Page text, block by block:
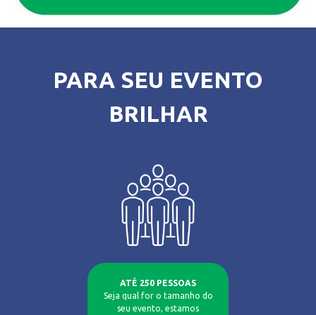
PARA SEU EVENTO
BRILHAR
ATÉ 250 PESSOAS
Seja qual for o tamanho do
seu evento, estamos